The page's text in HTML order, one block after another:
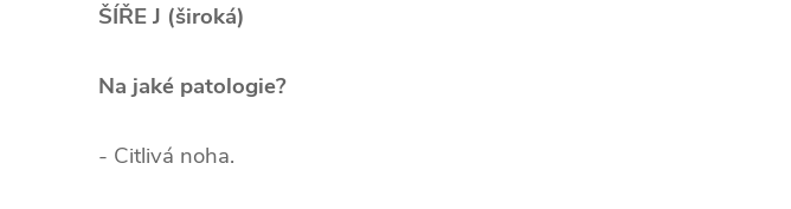
ŠÍŘE J (široká)
Na jaké patologie?
- Citlivá noha.